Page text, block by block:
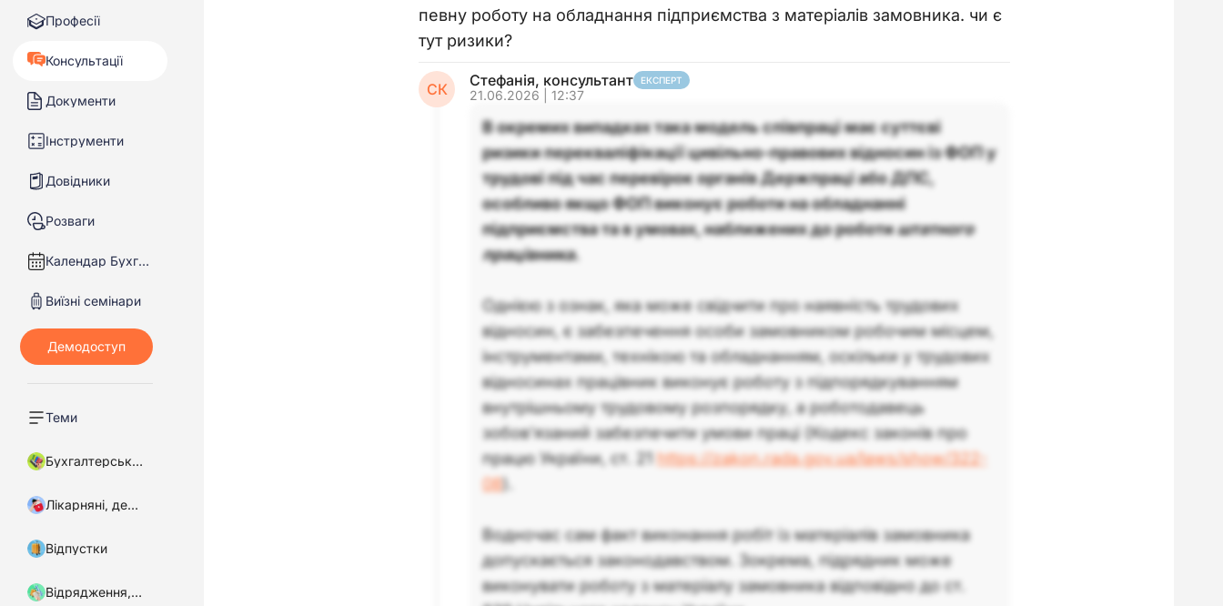
Професії
Консультації
Документи
Інструменти
Довідники
Розваги
Календар Бухгалтера
Виїзні семінари
Теми
Бухгалтерський облік
Лікарняні, декретні
Відпустки
Відрядження, підзвітні кошти
певну роботу на обладнання підприємства з матеріалів замовника. чи є
тут ризики?
СК Стефанія, консультант ЕКСПЕРТ
21.06.2026 | 12:37
В окремих випадках така модель співпраці має суттєві
ризики перекваліфікації цивільно-правових відносин із ФОП у
трудові під час перевірок органів Держпраці або ДПС,
особливо якщо ФОП виконує роботи на обладнанні
підприємства та в умовах, наближених до роботиштатного
працівника.
Однією з ознак, яка може свідчити про наявність трудових
відносин, є забезпечення особи замовником робочим місцем,
інструментами, технікою та обладнанням, оскільки у трудових
відносинах працівник виконує роботу з підпорядкуванням
внутрішньому трудовому розпорядку, а роботодавець
зобов’язаний забезпечити умови праці (Кодекс законів про
працю України, ст. 21 https://zakon.rada.gov.ua/laws/show/322-
08).
Водночас сам факт виконання робіт із матеріалів замовника
допускається законодавством. Зокрема, підрядник може
виконувати роботу з матеріалу замовника відповідно до ст.